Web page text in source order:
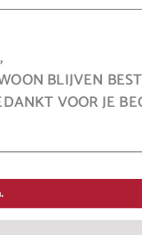
BLIJVEN
VOOR JE